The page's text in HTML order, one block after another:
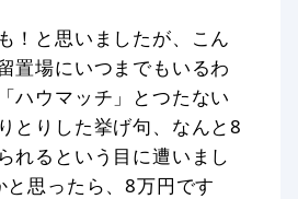
！と思いましたが、こん
置場にいつまでもいるわ
ハウマッチ」とつたない
とりした挙げ句、なんと8
れるという目に遭いまし
思ったら、8万円です